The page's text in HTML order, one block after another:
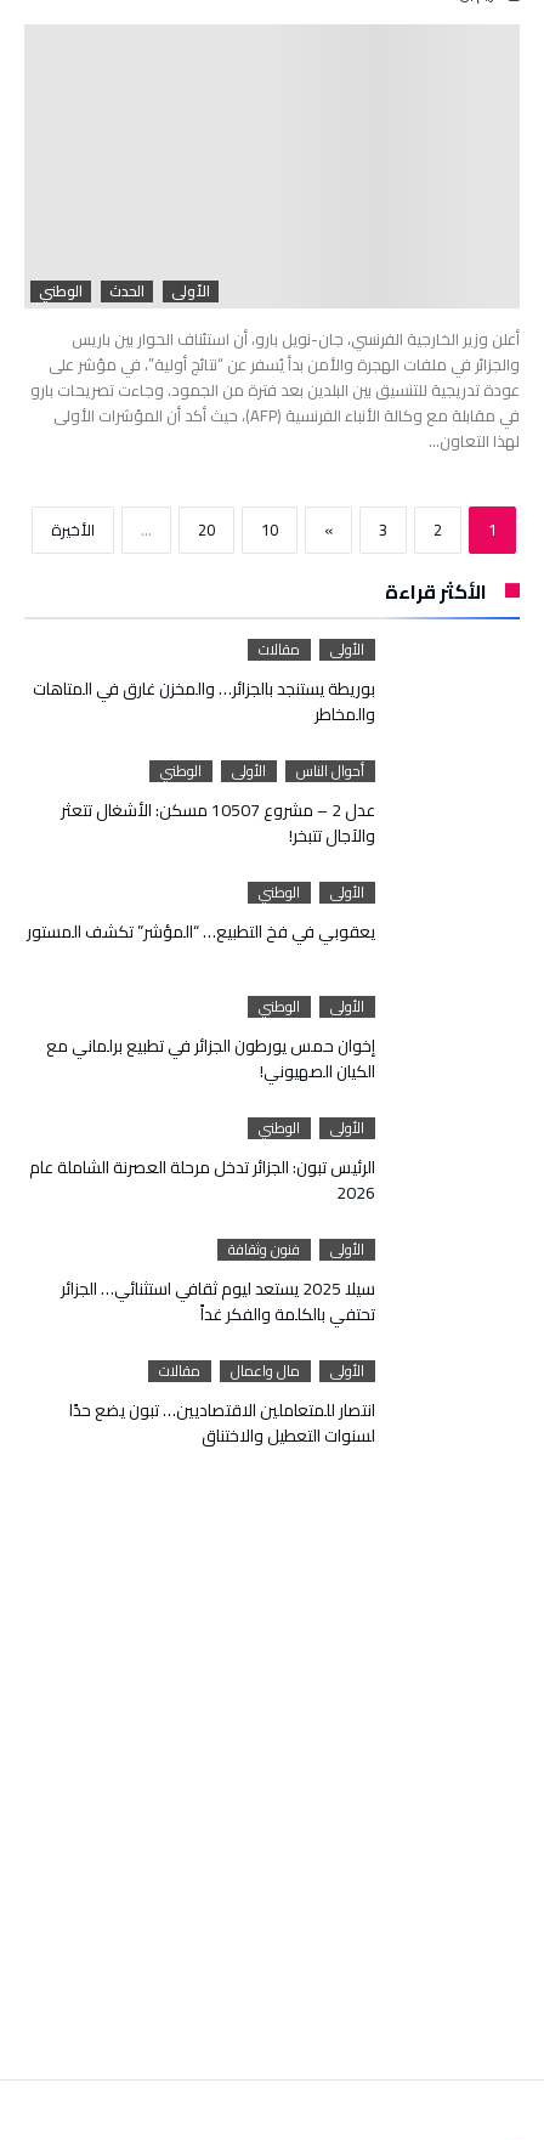
الأولى الحدث الوطني
أعلن وزير الخارجية الفرنسي، جان-نويل بارو، أن استئناف الحوار بين باريس
والجزائر في ملفات الهجرة والأمن بدأ يُسفر عن “نتائج أولية”، في مؤشر على
عودة تدريجية للتنسيق بين البلدين بعد فترة من الجمود. وجاءت تصريحات بارو
في مقابلة مع وكالة الأنباء الفرنسية (AFP)، حيث أكد أن المؤشرات الأولى
لهذا التعاون…
1
2
3
»
10
20
... ‫الأخيرة‬
الأكثر قراءة
الأولى مقالات
بوريطة يستنجد بالجزائر… والمخزن غارق في المتاهات
والمخاطر
أحوال الناس الأولى الوطني
عدل 2 – مشروع 10507 مسكن: الأشغال تتعثر
والآجال تتبخر!
الأولى الوطني
يعقوبي في فخ التطبيع… “المؤشر” تكشف المستور
الأولى الوطني
إخوان حمس يورطون الجزائر في تطبيع برلماني مع
الكيان الصهيوني!
الأولى الوطني
الرئيس تبون: الجزائر تدخل مرحلة العصرنة الشاملة عام
2026
الأولى فنون وثقافة
سيلا 2025 يستعد ليوم ثقافي استثنائي… الجزائر
تحتفي بالكلمة والفكر غداً
الأولى مال واعمال مقالات
انتصار للمتعاملين الاقتصاديين… تبون يضع حدًا
لسنوات التعطيل والاختناق